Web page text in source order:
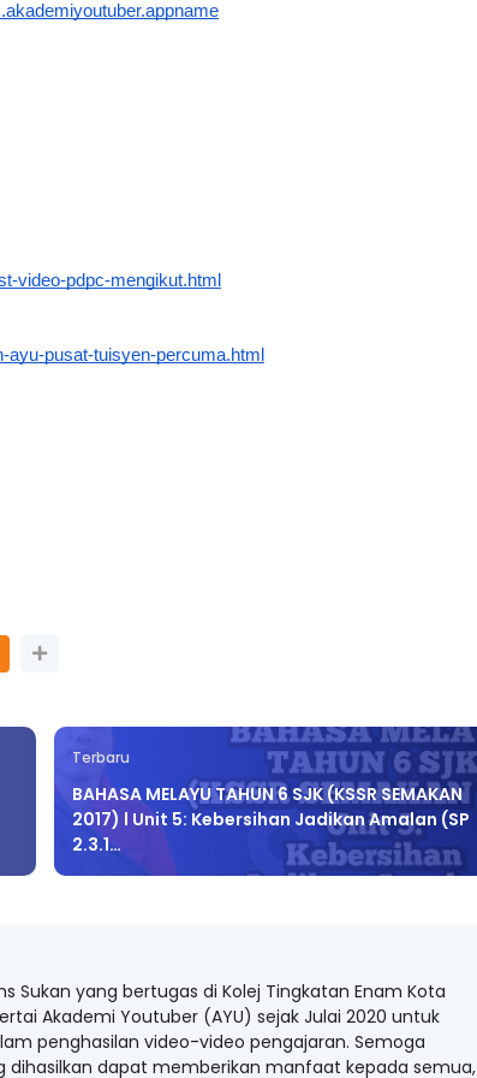
video-pdpc-mengikut.html
pusat-tuisyen-percuma.html
Terbaru
BAHASA MELAYU TAHUN 6 SJK (KSSR SEMAKAN
2017) l Unit 5: Kebersihan Jadikan Amalan (SP
2.3.1…
Sukan yang bertugas di Kolej Tingkatan Enam Kota
Akademi Youtuber (AYU) sejak Julai 2020 untuk
penghasilan video-video pengajaran. Semoga
dihasilkan dapat memberikan manfaat kepada semua,
Yu. Chekgu LK